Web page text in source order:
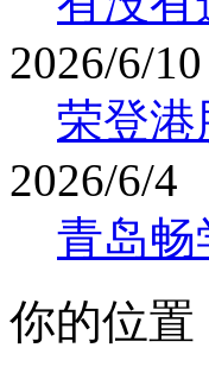
2026/6/10
荣登港
2026/6/4
青岛畅
你的位置